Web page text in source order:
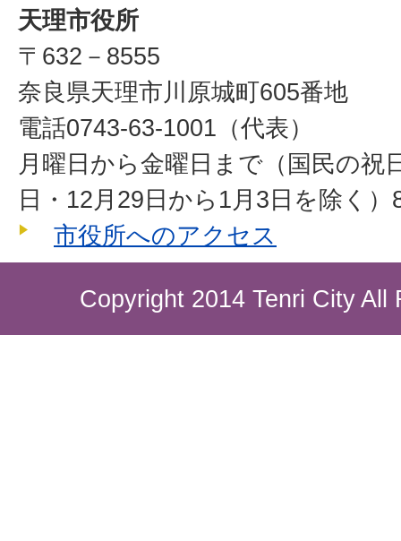
天理市役所
〒632－8555
奈良県天理市川原城町605番地
電話0743-63-1001（代表）
月曜日から金曜日まで（国民の祝
日・12月29日から1月3日を除く
市役所へのアクセス
Copyright 2014 Tenri City All